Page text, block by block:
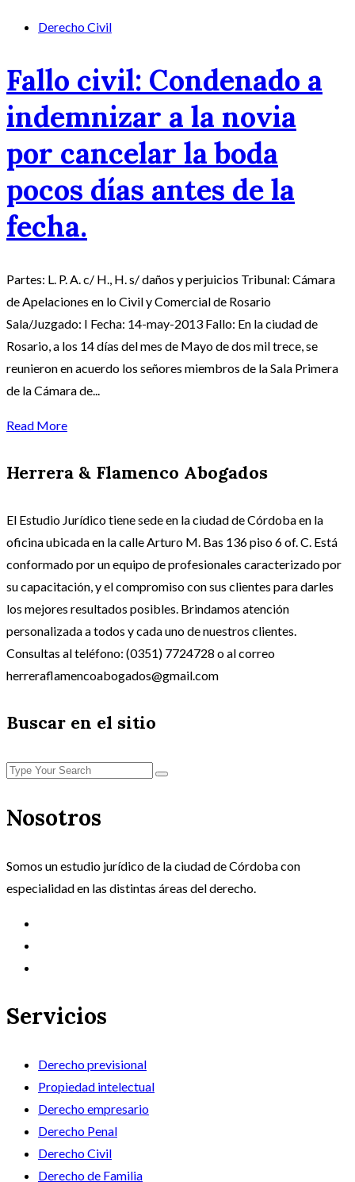
Derecho Civil
Fallo civil: Condenado a
indemnizar a la novia
por cancelar la boda
pocos días antes de la
fecha.
Partes: L. P. A. c/ H., H. s/ daños y perjuicios Tribunal: Cámara
de Apelaciones en lo Civil y Comercial de Rosario
Sala/Juzgado: I Fecha: 14-may-2013 Fallo: En la ciudad de
Rosario, a los 14 días del mes de Mayo de dos mil trece, se
reunieron en acuerdo los señores miembros de la Sala Primera
de la Cámara de...
Read More
Herrera & Flamenco Abogados
El Estudio Jurídico tiene sede en la ciudad de Córdoba en la
oficina ubicada en la calle Arturo M. Bas 136 piso 6 of. C. Está
conformado por un equipo de profesionales caracterizado por
su capacitación, y el compromiso con sus clientes para darles
los mejores resultados posibles. Brindamos atención
personalizada a todos y cada uno de nuestros clientes.
Consultas al teléfono: (0351) 7724728 o al correo
herreraflamencoabogados@gmail.com
Buscar en el sitio
Nosotros
Somos un estudio jurídico de la ciudad de Córdoba con
especialidad en las distintas áreas del derecho.
Servicios
Derecho previsional
Propiedad intelectual
Derecho empresario
Derecho Penal
Derecho Civil
Derecho de Familia